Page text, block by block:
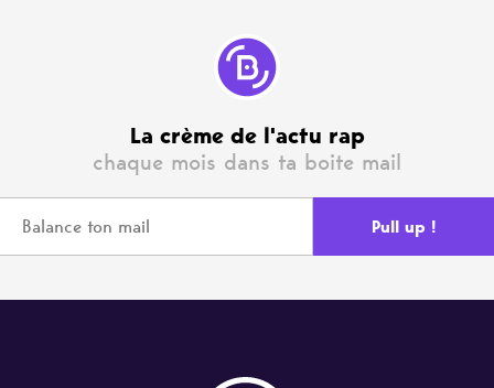
La crème de l'actu rap
chaque mois dans ta boite mail